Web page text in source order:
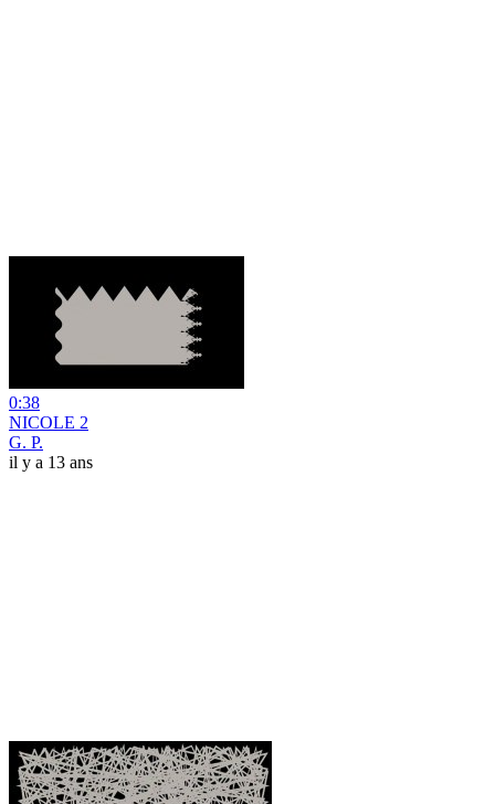
0:38
NICOLE 2
G. P.
il y a 13 ans